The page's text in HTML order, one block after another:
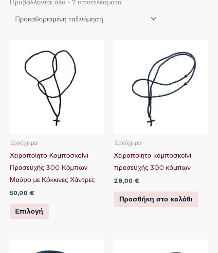
Προβάλλονται όλα - 7 αποτελέσματα
Ἐργόχειρα
Χειροποίητο Κομποσκοίνι
Προσευχής 300 Κόμπων
Μαύρο με Κόκκινες Χάντρες
50,00 €
Επιλογή
το
προϊόν
έχει
πολλαπλές
παραλλαγές.
Οι
να
επιλεγούν
στη
του
Ἐργόχειρα
Χειροποίητο κομποσκοίνι
προσευχής 300 κόμπων
28,00 €
Προσθήκη στο καλάθι